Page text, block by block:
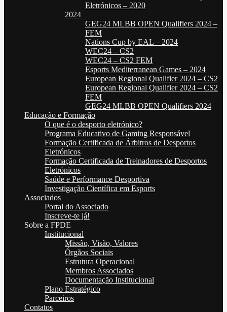
Eletrónicos – 2020
2024
GEG24 MLBB OPEN Qualifiers 2024 –
FEM
Nations Cup by EAL – 2024
WEC24 – CS2
WEC24 – CS2 FEM
Esports Mediterranean Games – 2024
European Regional Qualifier 2024 – CS2
European Regional Qualifier 2024 – CS2
FEM
GEG24 MLBB OPEN Qualifiers 2024
Educação e Formação
O que é o desporto eletrónico?
Programa Educativo de Gaming Responsável
Formação Certificada de Árbitros de Desportos
Eletrónicos
Formação Certificada de Treinadores de Desportos
Eletrónicos
Saúde e Performance Desportiva
Investigação Científica em Esports
Associados
Portal do Associado
Inscreve-te já!
Sobre a FPDE
Institucional
Missão, Visão, Valores
Órgãos Sociais
Estrutura Operacional
Membros Associados
Documentação Institucional
Plano Estratégico
Parceiros
Contatos